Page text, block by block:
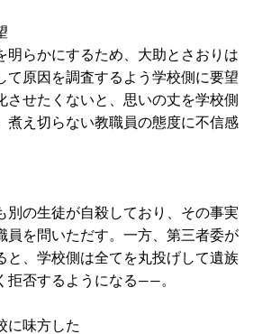
らかにするため、大助とさおりは
て原因を調査するよう学校側に要望
させたくないと、思いの丈を学校側
煮え切らない教職員の態度に不信感
の生徒が自殺しており、その事実
員を問いただす。一方、第三者委が
と、学校側は全てを丸投げして遺族
拒否するようになる――。
味方した